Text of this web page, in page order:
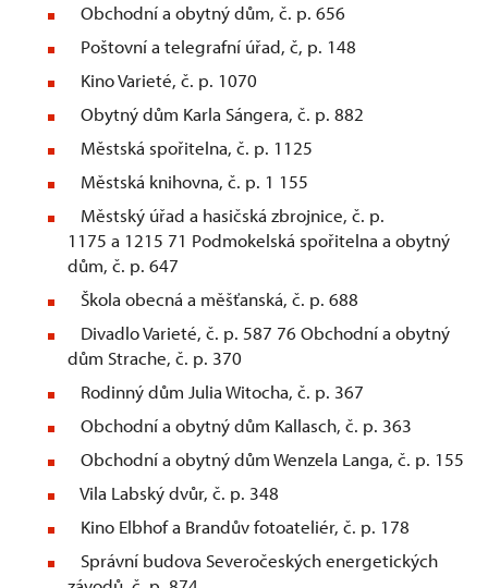
Obchodní a obytný dům, č. p. 656
Poštovní a telegrafní úřad, č, p. 148
Kino Varieté, č. p. 1070
Obytný dům Karla Sángera, č. p. 882
Městská spořitelna, č. p. 1125
Městská knihovna, č. p. 1 155
Městský úřad a hasičská zbrojnice, č. p.
1175 a 1215 71 Podmokelská spořitelna a obytný
dům, č. p. 647
Škola obecná a měšťanská, č. p. 688
Divadlo Varieté, č. p. 587 76 Obchodní a obytný
dům Strache, č. p. 370
Rodinný dům Julia Witocha, č. p. 367
Obchodní a obytný dům Kallasch, č. p. 363
Obchodní a obytný dům Wenzela Langa, č. p. 155
Vila Labský dvůr, č. p. 348
Kino Elbhof a Brandův fotoateliér, č. p. 178
Správní budova Severočeských energetických